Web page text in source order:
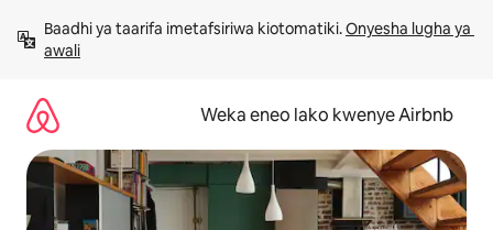
kwenda
kwenye
Baadhi ya taarifa imetafsiriwa kiotomatiki. Onyesha lugha ya
awali
Weka eneo lako kwenye Airbnb